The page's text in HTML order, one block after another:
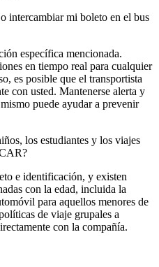
intercambiar mi boleto en el bus
específica mencionada.
en tiempo real para cualquier
es posible que el transportista
con usted. Mantenerse alerta y
puede ayudar a prevenir
los estudiantes y los viajes
e identificación, y existen
con la edad, incluida la
para aquellos menores de
de viaje grupales a
con la compañía.